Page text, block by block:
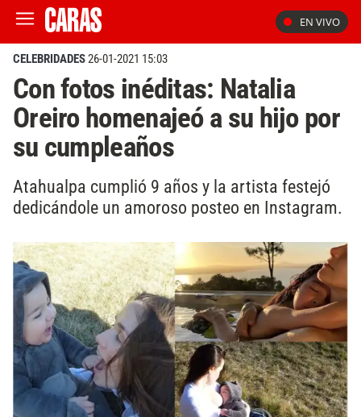
EN VIVO
CELEBRIDADES26-01-2021 15:03
Con fotos inéditas: Natalia
Oreiro homenajeó a su hijo por
su cumpleaños
Atahualpa cumplió 9 años y la artista festejó
dedicándole un amoroso posteo en Instagram.